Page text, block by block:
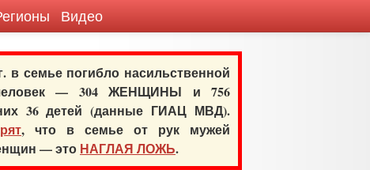
Видео
в семье погибло насильственной
— 304 ЖЕНЩИНЫ и 756
36 детей (данные ГИАЦ МВД).
, что в семье от рук мужей
— это НАГЛАЯ ЛОЖЬ.